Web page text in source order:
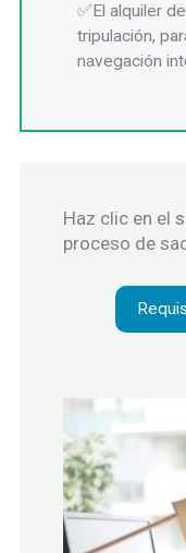
El alquiler
tripulación,
navegación
Haz clic en el
proceso de